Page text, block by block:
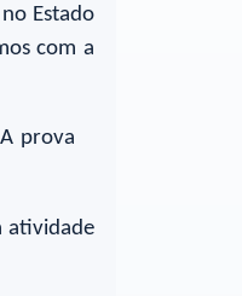
Estado
com a
prova
atividade